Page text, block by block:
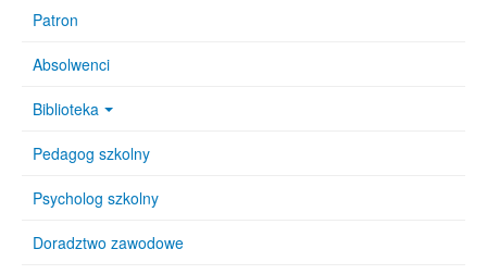
Patron
Absolwenci
Biblioteka
Pedagog szkolny
Psycholog szkolny
Doradztwo zawodowe